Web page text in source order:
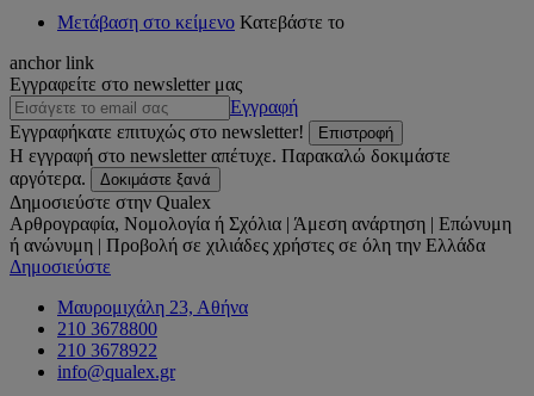
Μετάβαση στο κείμενο Κατεβάστε το
anchor link
Εγγραφείτε στο newsletter μας
Εγγραφή
Εγγραφήκατε επιτυχώς στο newsletter!
Επιστροφή
Η εγγραφή στο newsletter απέτυχε. Παρακαλώ δοκιμάστε
αργότερα.
Δοκιμάστε ξανά
Δημοσιεύστε στην Qualex
Αρθρογραφία, Νομολογία ή Σχόλια | Άμεση ανάρτηση | Επώνυμη
ή ανώνυμη | Προβολή σε χιλιάδες χρήστες σε όλη την Ελλάδα
Δημοσιεύστε
Μαυρομιχάλη 23, Αθήνα
210 3678800
210 3678922
info@qualex.gr